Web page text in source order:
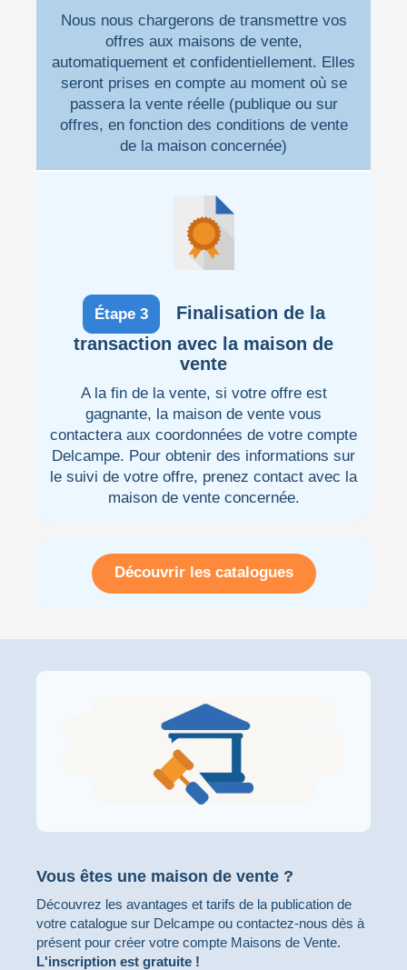
Nous nous chargerons de transmettre vos
offres aux maisons de vente,
automatiquement et confidentiellement. Elles
seront prises en compte au moment où se
passera la vente réelle (publique ou sur
offres, en fonction des conditions de vente
de la maison concernée)
Étape 3
Finalisation de la
transaction avec la maison de
vente
A la fin de la vente, si votre offre est
gagnante, la maison de vente vous
contactera aux coordonnées de votre compte
Delcampe. Pour obtenir des informations sur
le suivi de votre offre, prenez contact avec la
maison de vente concernée.
Découvrir les catalogues
Vous êtes une maison de vente ?
Découvrez les avantages et tarifs de la publication de
votre catalogue sur Delcampe ou contactez-nous dès à
présent pour créer votre compte Maisons de Vente.
L'inscription est gratuite !